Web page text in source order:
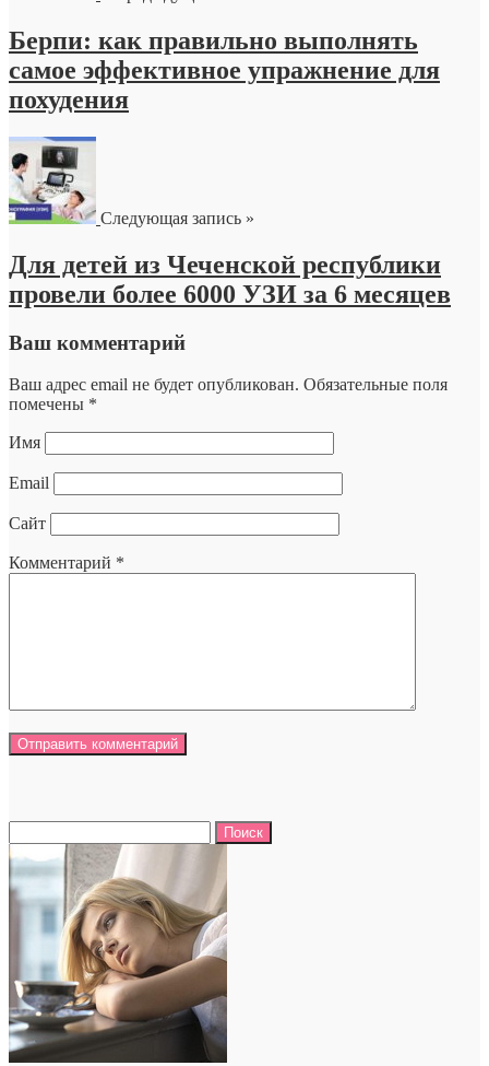
Берпи: как правильно выполнять
самое эффективное упражнение для
похудения
Следующая запись »
Для детей из Чеченской республики
провели более 6000 УЗИ за 6 месяцев
Ваш комментарий
Ваш адрес email не будет опубликован. Обязательные поля
помечены *
Имя
Email
Сайт
Комментарий *